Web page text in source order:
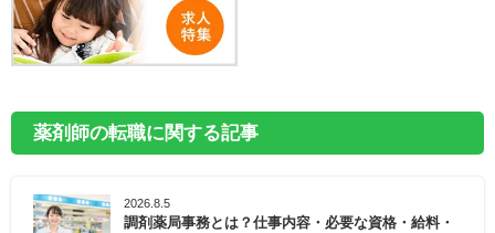
薬剤師の転職に関する記事
2026.8.5
調剤薬局事務とは？仕事内容・必要な資格・給料・